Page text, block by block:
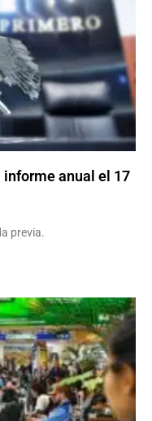
anual el 17
previa.